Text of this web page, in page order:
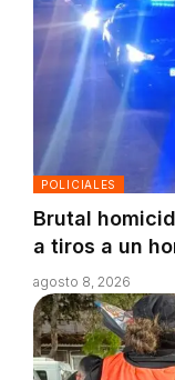
POLICIALES
Brutal
a tiros a un
agosto 8, 2026